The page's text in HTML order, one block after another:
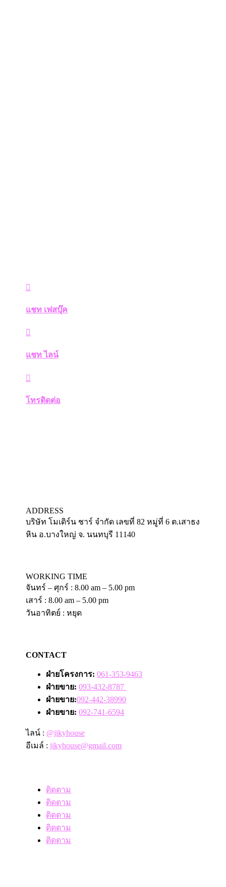

แชท เฟสบุ๊ค

แชท ไลน์

โทรติดต่อ
ADDRESS
บริษัท โมเดิร์น ชาร์ จำกัด เลขที่ 82 หมู่ที่ 6 ต.เสาธง
หิน อ.บางใหญ่ จ. นนทบุรี 11140
WORKING TIME
จันทร์ – ศุกร์ : 8.00 am – 5.00 pm
เสาร์ : 8.00 am – 5.00 pm
วันอาทิตย์ : หยุด
CONTACT
ฝ่ายโครงการ:061-353-9463
ฝ่ายขาย: 093-432-8787
ฝ่ายขาย:092-442-38990
ฝ่ายขาย: 092-741-6594
ไลน์ : @jikyhouse
อีเมล์ : jikyhouse@gmail.com
ติดตาม
ติดตาม
ติดตาม
ติดตาม
ติดตาม